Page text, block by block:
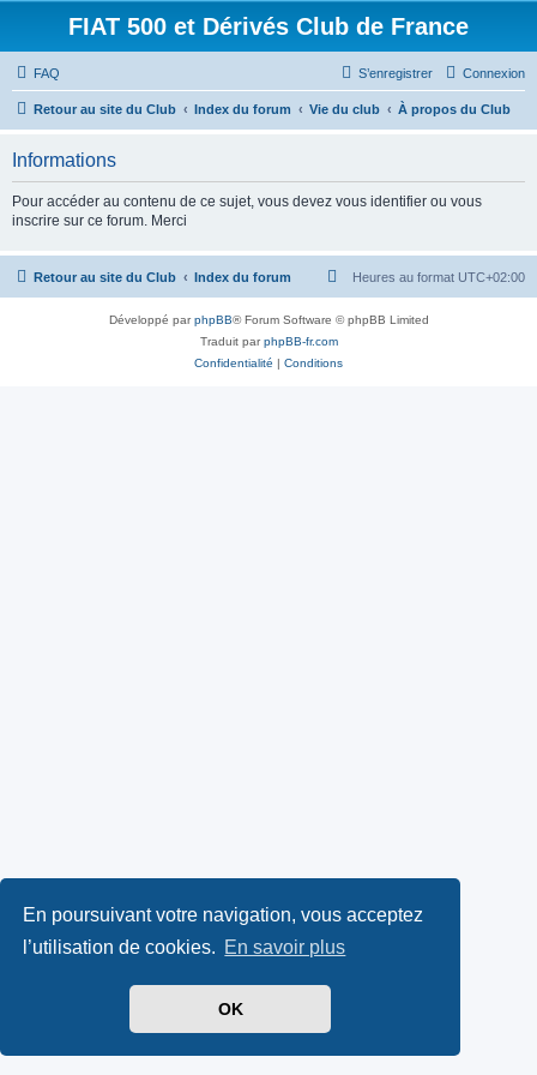
En poursuivant votre navigation, vous acceptez
l’utilisation de cookies. En savoir plus
OK
FIAT 500 et Dérivés Club de France
FAQ Connexion
S’enregistrer
Retour au site du Club Index du forum Vie du club À propos du Club
Informations
Pour accéder au contenu de ce sujet, vous devez vous identifier ou vous
inscrire sur ce forum. Merci
Retour au site du Club Index du forum Heures au format UTC+02:00
Développé parphpBB® Forum Software © phpBB Limited
Traduit parphpBB-fr.com
Confidentialité | Conditions